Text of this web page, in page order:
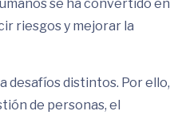
se ha convertido en
riesgos y mejorar la
desafíos distintos. Por ello,
de personas, el